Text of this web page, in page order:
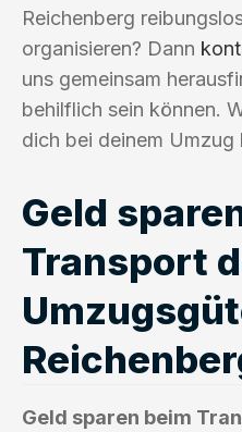
Reichenberg
organisieren? Dann
uns gemeinsam
behilflich sein können.
dich bei deinem Umzug
Geld
Transport
Geld sparen beim